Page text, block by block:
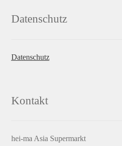
Datenschutz
Datenschutz
Kontakt
hei-ma Asia Supermarkt